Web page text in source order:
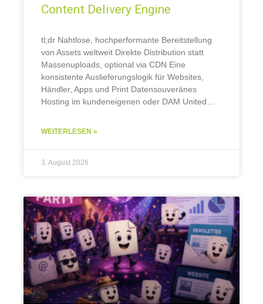
Content Delivery Engine
tl;dr Nahtlose, hochperformante Bereitstellung
von Assets weltweit Direkte Distribution statt
Massenuploads, optional via CDN Eine
konsistente Auslieferungslogik für Websites,
Händler, Apps und Print Datensouveränes
Hosting im kundeneigenen oder DAM United
werden
WEITERLESEN »
3. August 2026